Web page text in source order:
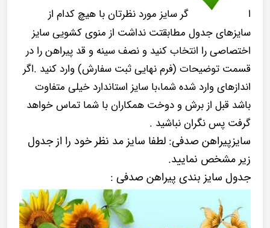
ا
گر سایز مورد نظرتان با هیچ کدام از
سایزهای جدول مطابقتت نداشت از منوی کشویی سایز
اختصاصی را انتخاب کنید و نصف سینه و قد پیراهن را در
قسمت توضیحات (فرم نهایی ثبت سفارش) وارد کنید .اگر
اندازهای وارد شده شما،با سایز استاندارد خیلی متفاوت
باشد قبل از برش و دوخت همکاران با شما تماس خواهد
گرفت پس نگران نباشید .
سایزپیراهن صدفی: لطفا سایز مد نظر خود را از جدول
زیر مشخص نمایید.
جدول سایز بندی پیراهن صدفی :